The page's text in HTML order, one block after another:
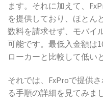
ます。それに加えて、
を提供しており、ほとん
数料を請求せず、モバイ
可能です。最低入金額は
ローカーと比較して低い
それでは、FxProで提供
る手順の詳細を見てみま